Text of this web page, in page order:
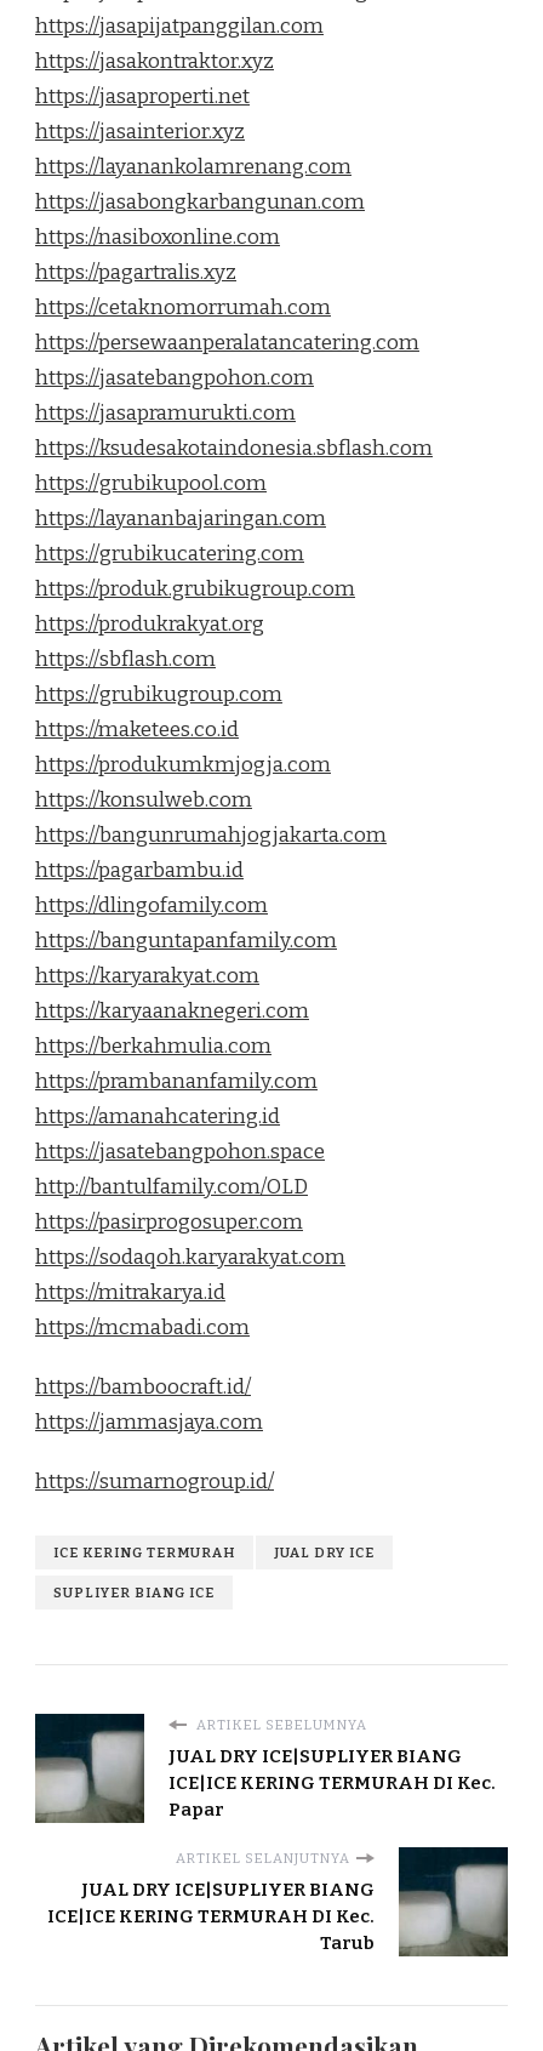
https://jasapijatpanggilan.com
https://jasakontraktor.xyz
https://jasaproperti.net
https://jasainterior.xyz
https://layanankolamrenang.com
https://jasabongkarbangunan.com
https://nasiboxonline.com
https://pagartralis.xyz
https://cetaknomorrumah.com
https://persewaanperalatancatering.com
https://jasatebangpohon.com
https://jasapramurukti.com
https://ksudesakotaindonesia.sbflash.com
https://grubikupool.com
https://layananbajaringan.com
https://grubikucatering.com
https://produk.grubikugroup.com
https://produkrakyat.org
https://sbflash.com
https://grubikugroup.com
https://maketees.co.id
https://produkumkmjogja.com
https://konsulweb.com
https://bangunrumahjogjakarta.com
https://pagarbambu.id
https://dlingofamily.com
https://banguntapanfamily.com
https://karyarakyat.com
https://karyaanaknegeri.com
https://berkahmulia.com
https://prambananfamily.com
https://amanahcatering.id
https://jasatebangpohon.space
http://bantulfamily.com/OLD
https://pasirprogosuper.com
https://sodaqoh.karyarakyat.com
https://mitrakarya.id
https://mcmabadi.com
https://bamboocraft.id/
https://jammasjaya.com
https://sumarnogroup.id/
ICE KERING TERMURAH JUAL DRY ICE
SUPLIYER BIANG ICE
ARTIKEL SEBELUMNYA
JUAL DRY ICE|SUPLIYER BIANG
ICE|ICE KERING TERMURAH DI Kec.
Papar
ARTIKEL SELANJUTNYA
JUAL DRY ICE|SUPLIYER BIANG
ICE|ICE KERING TERMURAH DI Kec.
Tarub